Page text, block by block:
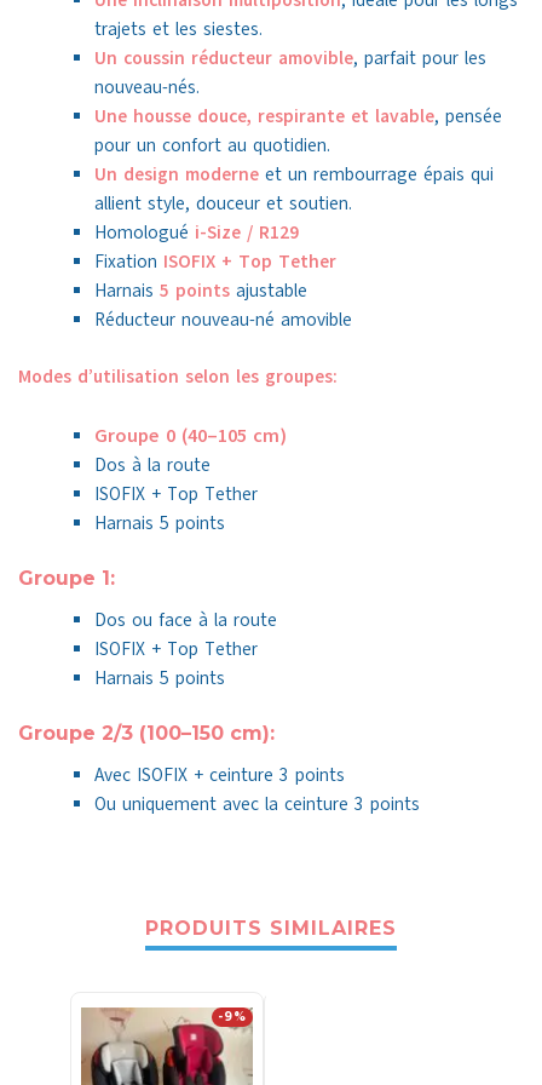
trajets et les siestes.
Un coussin réducteur amovible, parfait pour les
nouveau-nés.
Une housse douce, respirante et lavable, pensée
pour un confort au quotidien.
Un design moderneet un rembourrage épais qui
allient style, douceur et soutien.
Homologué i-Size / R129
Fixation ISOFIX + Top Tether
Harnais 5 pointsajustable
Réducteur nouveau-né amovible
Modes d’utilisation selon les groupes:
Groupe 0 (40–105 cm)
Dos à la route
ISOFIX + Top Tether
Harnais 5 points
Groupe 1:
Dos ou face à la route
ISOFIX + Top Tether
Harnais 5 points
Groupe 2/3 (100–150 cm):
Avec ISOFIX + ceinture 3 points
Ou uniquement avec la ceinture 3 points
PRODUITS SIMILAIRES
-9%